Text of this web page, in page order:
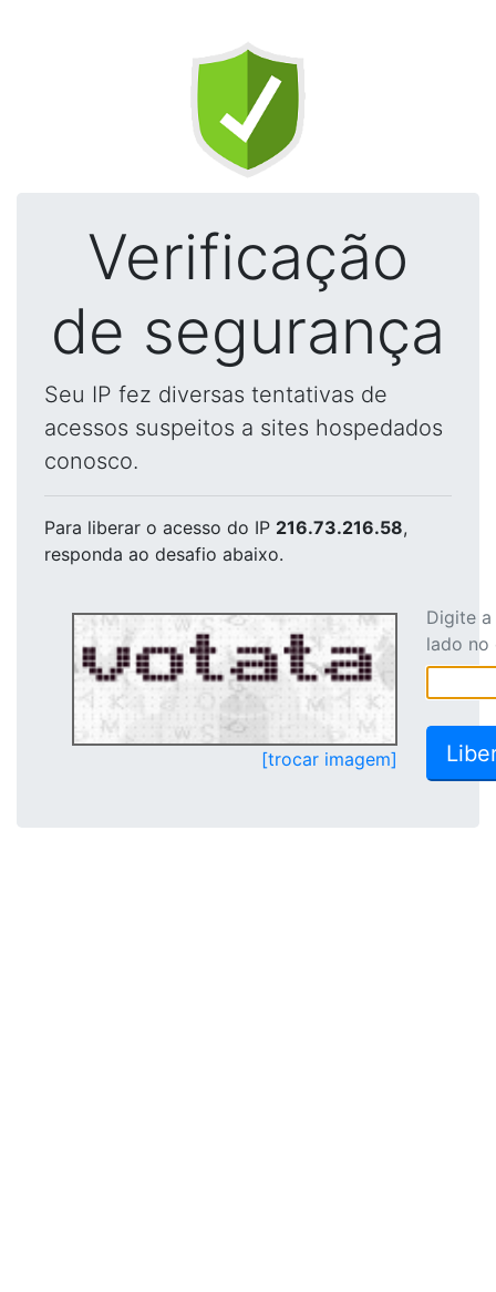
Verificação
de segurança
Seu IP fez diversas tentativas de
acessos suspeitos a sites hospedados
conosco.
Para liberar o acesso do IP 216.73.216.58,
responda ao desafio abaixo.
[trocar imagem]
Digite
lado no